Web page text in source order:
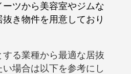
ーツから美容室やジムな
抜き物件を用意しており
する業種から最適な居抜
い場合は以下を参考にし